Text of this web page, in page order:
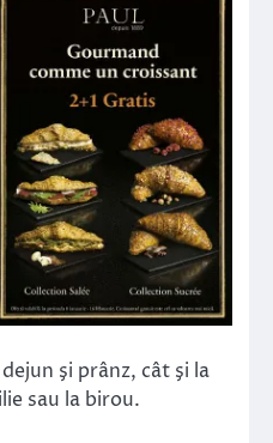
şi prânz, cât şi la
sau la birou.